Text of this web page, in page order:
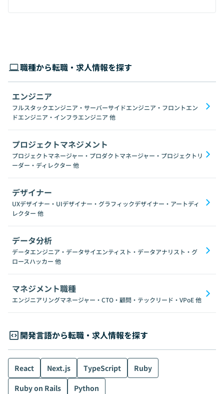
職種から転職・求人情報を探す
エンジニア
フルスタックエンジニア・サーバーサイドエンジニア・フロントエン
ドエンジニア・インフラエンジニア 他
プロジェクトマネジメント
プロジェクトマネージャー・プロダクトマネージャー・プロジェクトリ
ーダー・ディレクター 他
デザイナー
UXデザイナー・UIデザイナー・グラフィックデザイナー・アートディ
レクター 他
データ分析
データエンジニア・データサイエンティスト・データアナリスト・グ
ロースハッカー 他
マネジメント職種
エンジニアリングマネージャー・CTO・顧問・テックリード・VPoE他
開発言語から転職・求人情報を探す
React Next.js TypeScript
Ruby
Ruby on Rails
Python